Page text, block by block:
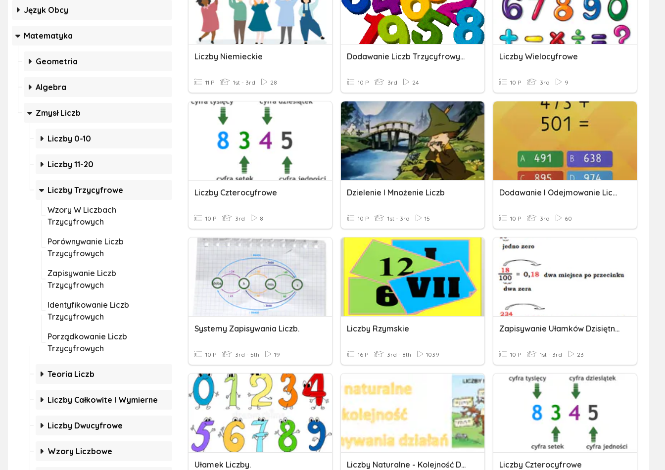
Język Obcy
Matematyka
Geometria
Algebra
Zmysł Liczb
Liczby 0-10
Liczby 11-20
Liczby Trzycyfrowe
Wzory W Liczbach
Trzycyfrowych
Porównywanie Liczb
Trzycyfrowych
Zapisywanie Liczb
Trzycyfrowych
Identyfikowanie Liczb
Trzycyfrowych
Porządkowanie Liczb
Trzycyfrowych
Teoria Liczb
Liczby Całkowite I Wymierne
Liczby Dwucyfrowe
Wzory Liczbowe
Liczby Niemieckie
11 P 1st - 3rd 28
Dodawanie Liczb Trzycyfrowych.
10 P 3rd 24
Liczby Wielocyfrowe
10 P 3rd 9
Liczby Czterocyfrowe
10 P 3rd 8
Dzielenie I Mnożenie Liczb
10 P 1st - 3rd 15
Dodawanie I Odejmowanie Liczb Trzycyfrowych
10 P 3rd 60
Systemy Zapisywania Liczb.
10 P 3rd - 5th 19
Liczby Rzymskie
16 P 3rd - 8th 1039
Zapisywanie Ułamków Dzisiętnych
10 P 1st - 3rd 23
Ułamek Liczby. Liczby Naturalne - Kolejność Działań Liczby Czterocyfrowe